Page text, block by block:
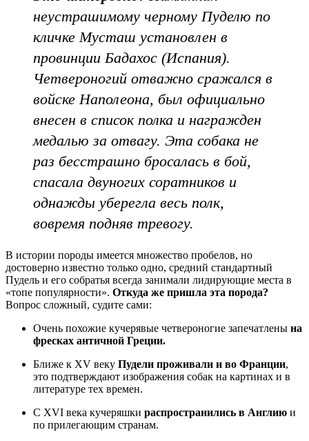
неустрашимому черному Пуделю по
кличке Мусташ установлен в
провинции Бадахос (Испания).
Четвероногий отважно сражался в
войске Наполеона, был официально
внесен в список полка и награжден
медалью за отвагу. Эта собака не
раз бесстрашно бросалась в бой,
спасала двуногих соратников и
однажды уберегла весь полк,
вовремя подняв тревогу.
В истории породы имеется множество пробелов, но
достоверно известно только одно, средний стандартный
Пудель и его собратья всегда занимали лидирующие места в
«топе популярности». Откуда же пришла эта порода?
Вопрос сложный, судите сами:
Очень похожие кучерявые четвероногие запечатлены на
фресках античной Греции.
Ближе к XV веку Пудели проживали и во Франции,
это подтверждают изображения собак на картинах и в
литературе тех времен.
С XVI века кучеряшки распространились в Англию и
по прилегающим странам.